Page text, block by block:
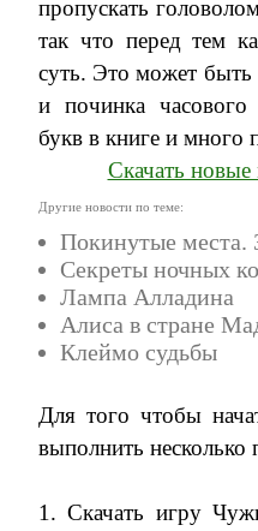
пропускать
так что перед тем
суть. Это может быть
и починка часового
букв в книге и много
Скачать
Другие новости по теме:
Покинутые места.
Секреты ночных
Лампа Алладина
Алиса в стране
Клеймо судьбы
Для того чтобы
выполнить несколько
1. Скачать игру